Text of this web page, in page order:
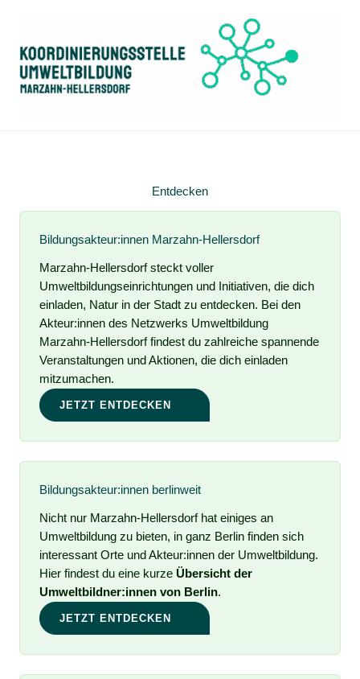
springen
Entdecken
Bildungsakteur:innen Marzahn-Hellersdorf
Marzahn-Hellersdorf steckt voller
Umweltbildungseinrichtungen und Initiativen, die dich
einladen, Natur in der Stadt zu entdecken. Bei den
Akteur:innen des Netzwerks Umweltbildung
Marzahn-Hellersdorf findest du zahlreiche spannende
Veranstaltungen und Aktionen, die dich einladen
mitzumachen.
JETZT ENTDECKEN
Bildungsakteur:innen berlinweit
Nicht nur Marzahn-Hellersdorf hat einiges an
Umweltbildung zu bieten, in ganz Berlin finden sich
interessant Orte und Akteur:innen der Umweltbildung.
Hier findest du eine kurze Übersicht der
Umweltbildner:innen von Berlin.
JETZT ENTDECKEN